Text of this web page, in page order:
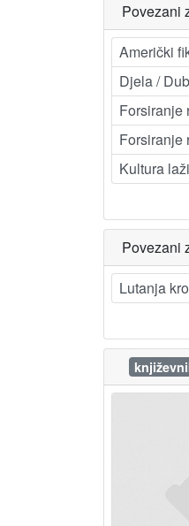
Povezani
Američki
Djela /
Forsiranje
Forsiranje
Kultura
Povezani
Lutanja